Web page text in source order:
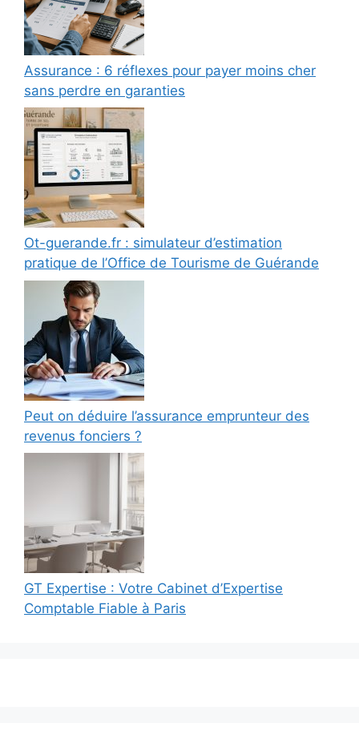
Assurance : 6 réflexes pour payer moins cher
sans perdre en garanties
Ot-guerande.fr : simulateur d’estimation
pratique de l’Office de Tourisme de Guérande
Peut on déduire l’assurance emprunteur des
revenus fonciers ?
GT Expertise : Votre Cabinet d’Expertise
Comptable Fiable à Paris